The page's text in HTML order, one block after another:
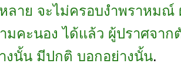
ลาย จะไม่ครอบงำพราหมณ์
มคะนอง ได้แล้ว ผู้ปราศจา
งนั้น มีปกติ บอกอย่างนั้น.